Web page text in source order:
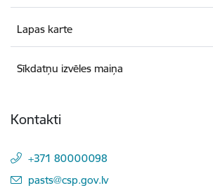
Lapas karte
Sīkdatņu izvēles maiņa
Kontakti
+371 80000098
E-pasts:
pasts@csp.gov.lv